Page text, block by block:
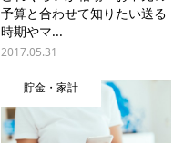
予算と合わせて知りたい送る
時期やマ...
2017.05.31
貯金・家計